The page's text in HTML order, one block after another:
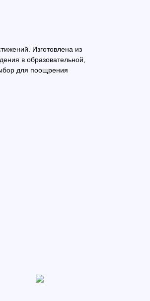
Изготовлена из
в образовательной,
для поощрения